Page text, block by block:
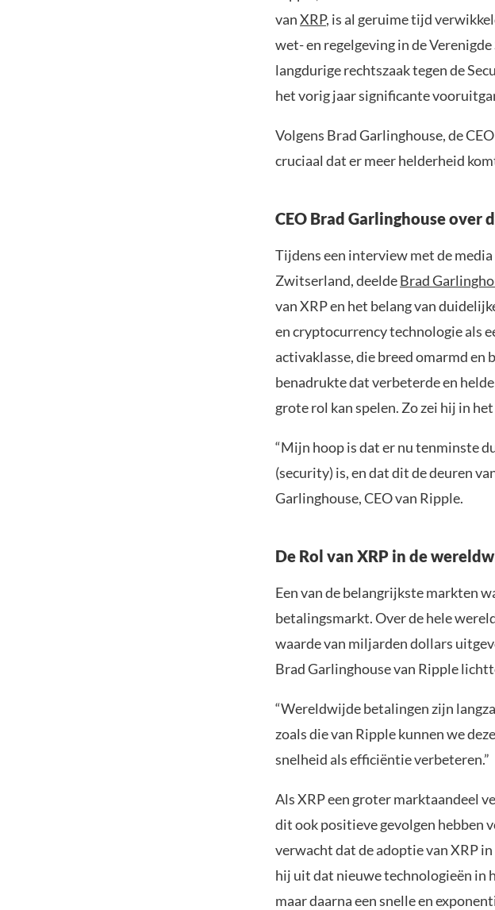
vanXRP, is al geruime tijd
wet- en regelgeving in de
langdurige rechtszaak tegen de
het vorig jaar significante
Volgens Brad Garlinghouse, de
cruciaal dat er meer helderheid
CEO Brad Garlinghouse over
Tijdens een interview met de
Zwitserland, deeldeBrad
van XRP en het belang van
en cryptocurrency technologie als
activaklasse, die breed omarmd en
benadrukte dat verbeterde en
grote rol kan spelen. Zo zei hij in
“Mijn hoop is dat er nu tenminste
(security) is, en dat dit de deuren
Garlinghouse, CEO van Ripple.
De Rol van XRP in de
Een van de belangrijkste markten
betalingsmarkt. Over de hele
waarde van miljarden dollars
Brad Garlinghouse van Ripple
“Wereldwijde betalingen zijn
zoals die van Ripple kunnen we
snelheid als efficiëntie verbeteren.”
Als XRP een groter marktaandeel
dit ook positieve gevolgen hebben
verwacht dat de adoptie van XRP
hij uit dat nieuwe technologieën in
maar daarna een snelle en